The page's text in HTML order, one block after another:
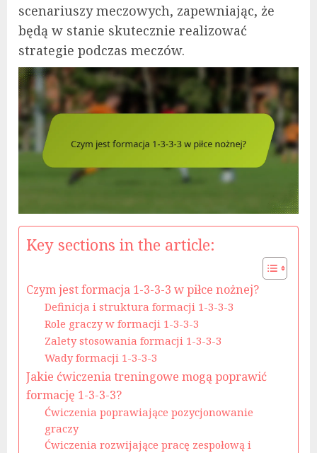
scenariuszy meczowych, zapewniając, że
będą w stanie skutecznie realizować
strategie podczas meczów.
Key sections in the article:
Czym jest formacja 1-3-3-3 w piłce nożnej?
Definicja i struktura formacji 1-3-3-3
Role graczy w formacji 1-3-3-3
Zalety stosowania formacji 1-3-3-3
Wady formacji 1-3-3-3
Jakie ćwiczenia treningowe mogą poprawić
formację 1-3-3-3?
Ćwiczenia poprawiające pozycjonowanie
graczy
Ćwiczenia rozwijające pracę zespołową i